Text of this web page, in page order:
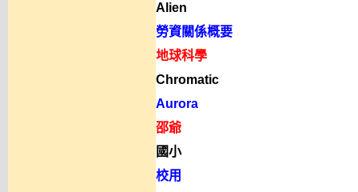
Alien
勞資關係概要
地球科學
Chromatic
Aurora
邵爺
國小
校用